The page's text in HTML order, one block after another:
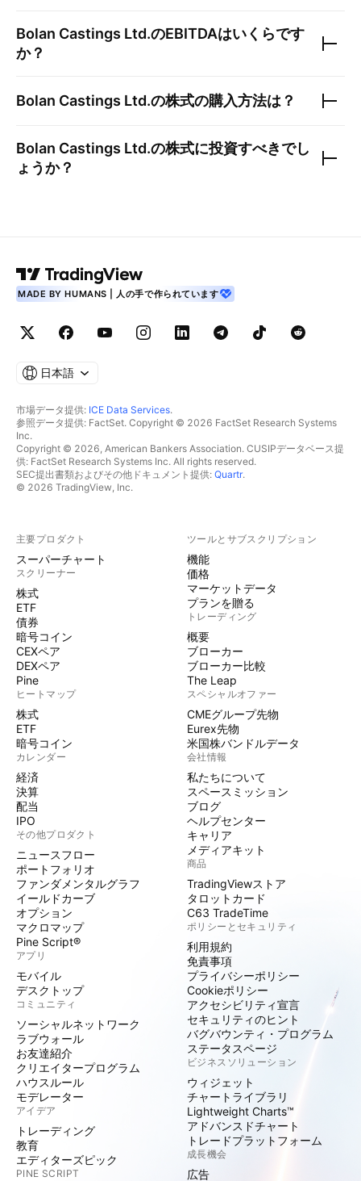
Bolan Castings Ltd.のEBITDAはいくらです
か？
Bolan Castings Ltd.の株式の購入方法は？
Bolan Castings Ltd.の株式に投資すべきでし
ょうか？
MADE BY HUMANS | 人の手で作られています
日本語
市場データ提供: ICE Data Services.
参照データ提供: FactSet. Copyright © 2026 FactSet Research Systems
Inc.
Copyright © 2026, American Bankers Association. CUSIPデータベース提
供: FactSet Research Systems Inc. All rights reserved.
SEC提出書類およびその他ドキュメント提供: Quartr.
© 2026 TradingView, Inc.
主要プロダクト
スーパーチャート
スクリーナー
株式
ETF
債券
暗号コイン
CEXペア
DEXペア
Pine
ヒートマップ
株式
ETF
暗号コイン
カレンダー
経済
決算
配当
IPO
その他プロダクト
ニュースフロー
ポートフォリオ
ファンダメンタルグラフ
イールドカーブ
オプション
マクロマップ
Pine Script®
アプリ
モバイル
デスクトップ
コミュニティ
ソーシャルネットワーク
ラブウォール
お友達紹介
クリエイタープログラム
ハウスルール
モデレーター
アイデア
トレーディング
教育
エディターズピック
PINE SCRIPT
ツールとサブスクリプション
機能
価格
マーケットデータ
プランを贈る
トレーディング
概要
ブローカー
ブローカー比較
The Leap
スペシャルオファー
CMEグループ先物
Eurex先物
米国株バンドルデータ
会社情報
私たちについて
スペースミッション
ブログ
ヘルプセンター
キャリア
メディアキット
商品
TradingViewストア
タロットカード
C63 TradeTime
ポリシーとセキュリティ
利用規約
免責事項
プライバシーポリシー
Cookieポリシー
アクセシビリティ宣言
セキュリティのヒント
バグバウンティ・プログラム
ステータスページ
ビジネスソリューション
ウィジェット
チャートライブラリ
Lightweight Charts™
アドバンスドチャート
トレードプラットフォーム
成長機会
広告